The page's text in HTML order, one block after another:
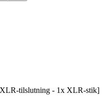
tilslutning - 1x XLR-stik]